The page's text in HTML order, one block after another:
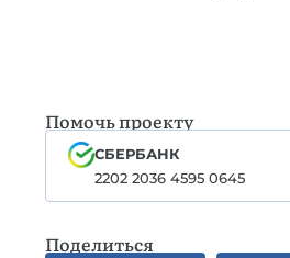
Помочь проекту
СБЕРБАНК
2202 2036 4595 0645
Поделиться